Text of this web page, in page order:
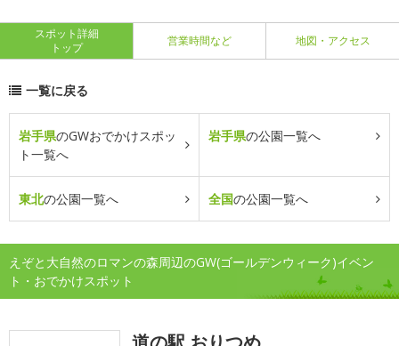
スポット詳細
トップ
営業時間など 地図・アクセス
一覧に戻る
岩手県のGWおでかけスポッ
ト一覧へ
岩手県の公園一覧へ
東北の公園一覧へ 全国の公園一覧へ
えぞと大自然のロマンの森周辺のGW(ゴールデンウィーク)イベン
ト・おでかけスポット